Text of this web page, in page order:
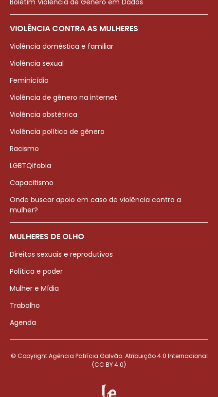
VIOLÊNCIA CONTRA AS MULHERES
Violência doméstica e familiar
Violência sexual
Feminicídio
Violência de gênero na internet
Violência obstétrica
Violência política de gênero
Racismo
LGBTQIfobia
Capacitismo
Onde buscar apoio em caso de violência contra a
mulher?
MULHERES DE OLHO
Direitos sexuais e reprodutivos
Política e poder
Mulher e Mídia
Trabalho
Agenda
© Copyright Agência Patrícia Galvão. Atribuição 4.0 Internacional
(CC BY 4.0)